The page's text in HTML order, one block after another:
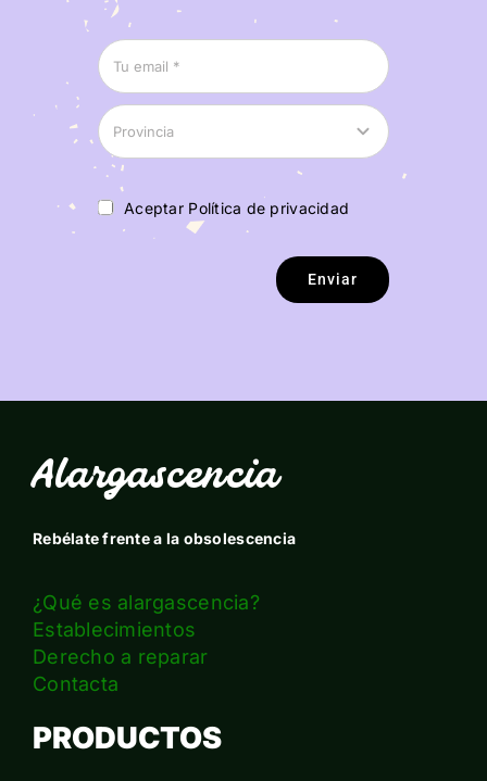
Aceptar Política de privacidad
Enviar
Alargascencia
Rebélate frente a la obsolescencia
¿Qué es alargascencia?
Establecimientos
Derecho a reparar
Contacta
PRODUCTOS